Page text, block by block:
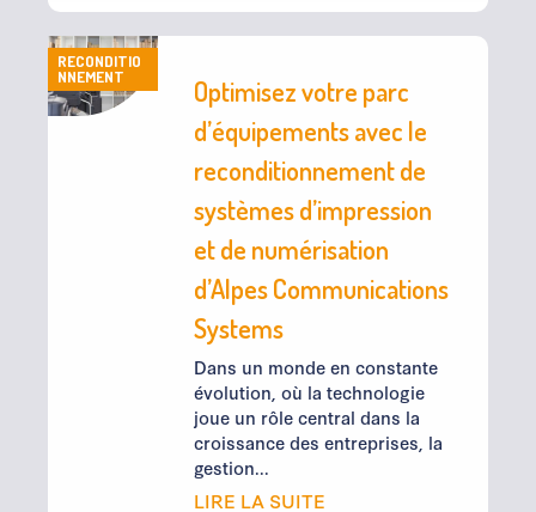
RECONDITIO
NNEMENT
Optimisez votre parc
d’équipements avec le
reconditionnement de
systèmes d’impression
et de numérisation
d’Alpes Communications
Systems
Dans un monde en constante
évolution, où la technologie
joue un rôle central dans la
croissance des entreprises, la
gestion...
LIRE LA SUITE